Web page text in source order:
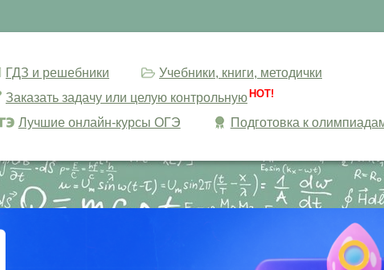
ГДЗ и решебники
Учебники, книги, методички
Заказать задачу или целую контрольную HOT!
Лучшие онлайн-курсы ОГЭ Подготовка к